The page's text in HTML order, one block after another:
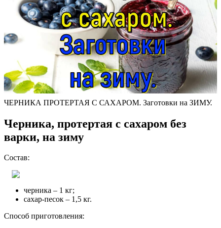
ЧЕРНИКА ПРОТЕРТАЯ С САХАРОМ. Заготовки на ЗИМУ.
Черника, протертая с сахаром без
варки, на зиму
Состав:
черника – 1 кг;
сахар-песок – 1,5 кг.
Способ приготовления: